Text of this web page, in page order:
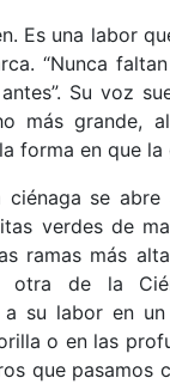
Es una labor
“Nunca
Su voz
más grande,
forma en que
se
verdes de
ramas más
de la
a su labor en
o en las
que